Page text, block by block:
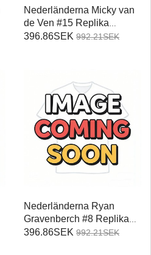
Nederländerna Micky van
de Ven #15 Replika
Bortatröja Damer VM 2026
396.86SEK 992.21SEK
Nederländerna Ryan
Gravenberch #8 Replika
Bortatröja Damer VM 2026
396.86SEK 992.21SEK